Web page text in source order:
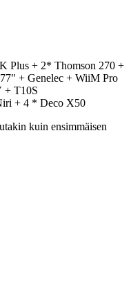
Plus + 2* Thomson 270 +
+ Genelec + WiiM Pro
+ T10S
+ 4 * Deco X50
kuin ensimmäisen